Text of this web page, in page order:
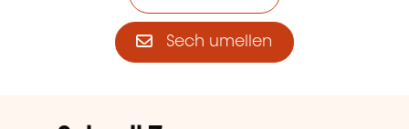
Sich no Beruffer a Professiounen
Bäihëllefe fir d'Weiderbildung fir